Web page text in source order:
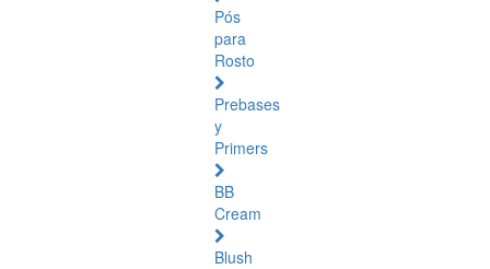
Pós
para
Rosto
Prebases
y
Primers
BB
Cream
Blush